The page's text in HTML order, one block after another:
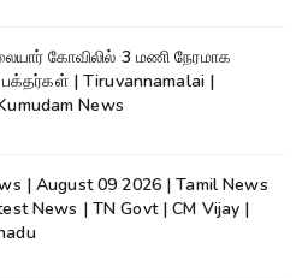
கோவிலில் 3 மணி நேரமாக
பக்தர்கள் | Tiruvannamalai |
News
| August 09 2026 | Tamil News
News | TN Govt | CM Vijay |